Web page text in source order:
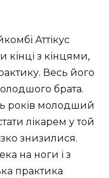
Аттікус
кінці з кінцями,
Весь його
брата.
років молодший
лікарем у той
знизилися.
на ноги і з
практика